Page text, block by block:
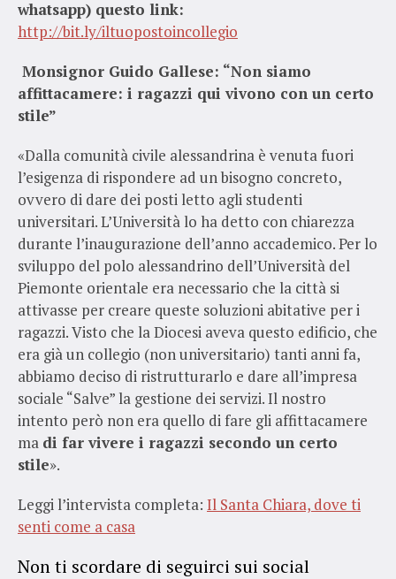
whatsapp) questo link:
http://bit.ly/iltuopostoincollegio
Monsignor Guido Gallese: “Non siamo
affittacamere: i ragazzi qui vivono con un certo
stile”
«Dalla comunità civile alessandrina è venuta fuori
l’esigenza di rispondere ad un bisogno concreto,
ovvero di dare dei posti letto agli studenti
universitari. L’Università lo ha detto con chiarezza
durante l’inaugurazione dell’anno accademico. Per lo
sviluppo del polo alessandrino dell’Università del
Piemonte orientale era necessario che la città si
attivasse per creare queste soluzioni abitative per i
ragazzi. Visto che la Diocesi aveva questo edificio, che
era già un collegio (non universitario) tanti anni fa,
abbiamo deciso di ristrutturarlo e dare all’impresa
sociale “Salve” la gestione dei servizi. Il nostro
intento però non era quello di fare gli affittacamere
ma di far vivere i ragazzi secondo un certo
stile».
Leggi l’intervista completa: Il Santa Chiara, dove ti
senti come a casa
Non ti scordare di seguirci sui social